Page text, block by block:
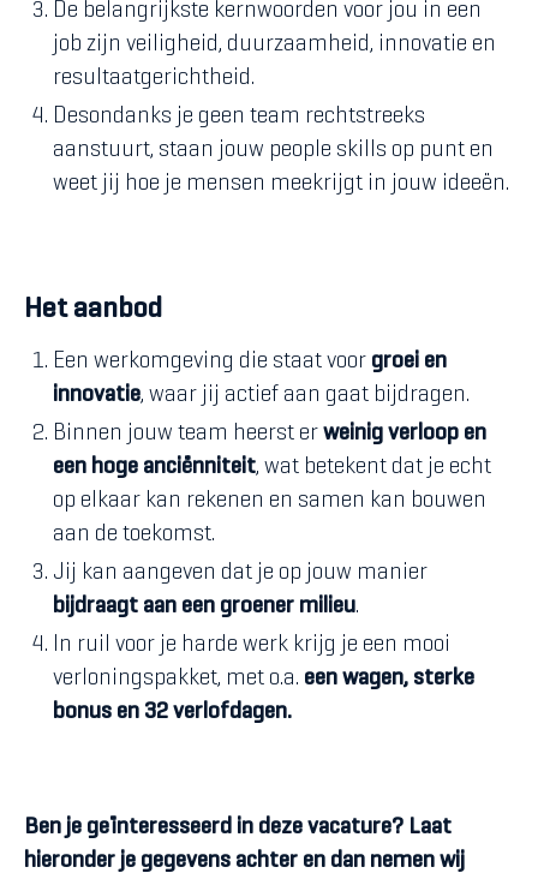
De belangrijkste kernwoorden voor jou in een
job zijn veiligheid, duurzaamheid, innovatie en
resultaatgerichtheid.
Desondanks je geen team rechtstreeks
aanstuurt, staan jouw people skills op punt en
weet jij hoe je mensen meekrijgt in jouw ideeën.
Het aanbod
Een werkomgeving die staat voor groei en
innovatie, waar jij actief aan gaat bijdragen.
Binnen jouw team heerst er weinig verloop en
een hoge anciënniteit, wat betekent dat je echt
op elkaar kan rekenen en samen kan bouwen
aan de toekomst.
Jij kan aangeven dat je op jouw manier
bijdraagt aan een groener milieu.
In ruil voor je harde werk krijg je een mooi
verloningspakket, met o.a. een wagen, sterke
bonus en 32 verlofdagen.
Ben je geïnteresseerd in deze vacature? Laat
hieronder je gegevens achter en dan nemen wij